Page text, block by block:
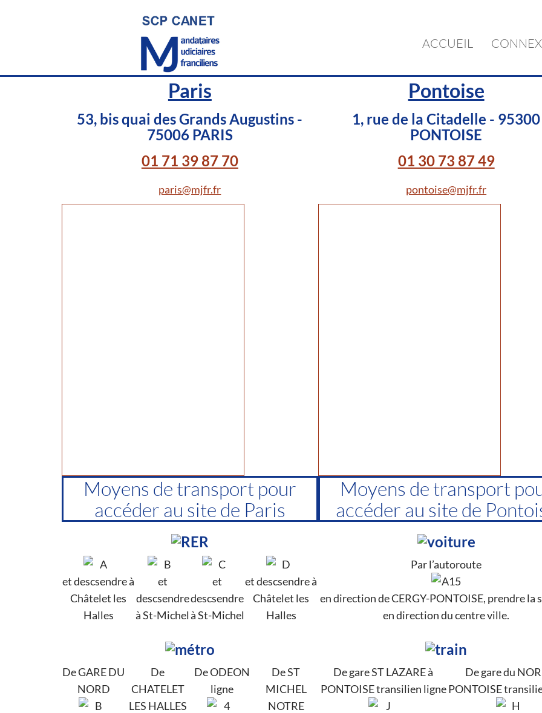
ACCUEIL
Paris
53, bis quai des Grands Augustins -
75006 PARIS
01 71 39 87 70
paris@mjfr.fr
Moyens de transport pour
accéder au site de Paris
et descsendre à
Châtelet les
Halles
et
descsendre
à St-Michel
et
descsendre
à St-Michel
et descsendre à
Châtelet les
Halles
De GARE DU
NORD
De
CHATELET
LES HALLES
De ODEON
ligne
De ST
MICHEL
NOTRE
Pontoise
1, rue de la Citadelle - 95300
PONTOISE
01 30 73 87 49
pontoise@mjfr.fr
Moyens de transport
accéder au site de
Par l’autoroute
en direction de CERGY-PONTOISE, prendre la
en direction du centre ville.
De gare ST LAZARE à
PONTOISE transilien ligne
De gare du
PONTOISE